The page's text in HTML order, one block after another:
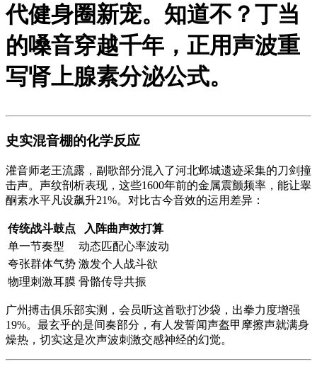
代健身圈新宠。知道不？丁当
的嗓音穿越千年，正用声波重
写肾上腺素分泌公式。
史实混音棚的化学反应
灌音师老王流露，副歌部分混入了河北邺城遗迹采集的刀剑撞
击声。声纹剖析表现，这些1600年前的金属震颤频率，能让睾
酮素水平凡设飙升21%。对比古今音效的运用差异：
传统战斗鼓点
入阵曲声效打算
单一节奏型
动态匹配心率波动
夸张群体气势 激发个人战斗欲
物理刺激耳膜 骨骼传导共振
广州搏击俱乐部实测，会员听这首歌打沙袋，出拳力度增强
19%。最玄乎的是间奏部分，有人发誓闻声盔甲摩擦声就满身
燥热，切实这是次声波刺激交感神经的幻觉。